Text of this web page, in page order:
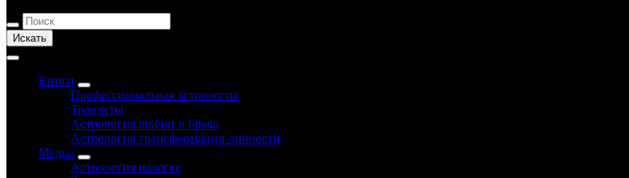
Искать
Книги
Профессиональная астрология
Транзиты
Астрология любви и брака
Астрология трансформации личности
Медиа
Астрология налегке